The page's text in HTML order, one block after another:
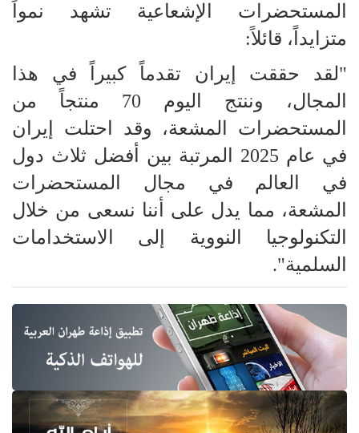
المستحضرات الإشعاعية تشهد نمواً
متزايداً، قائلاً:
"لقد حققت إيران تقدماً كبيراً في هذا
المجال، وننتج اليوم 70 منتجاً من
المستحضرات المشعة، وقد احتلت إيران
في عام 2025 المرتبة بين أفضل ثلاث دول
في العالم في مجال المستحضرات
المشعة، مما يدل على أننا نسعى من خلال
التكنولوجيا النووية إلى الاستخدامات
السلمية".